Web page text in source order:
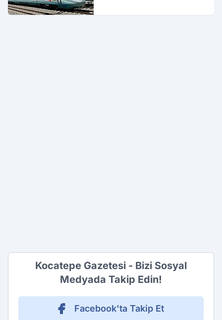
Kocatepe Gazetesi - Bizi Sosyal
Medyada Takip Edin!
Facebook'ta Takip Et